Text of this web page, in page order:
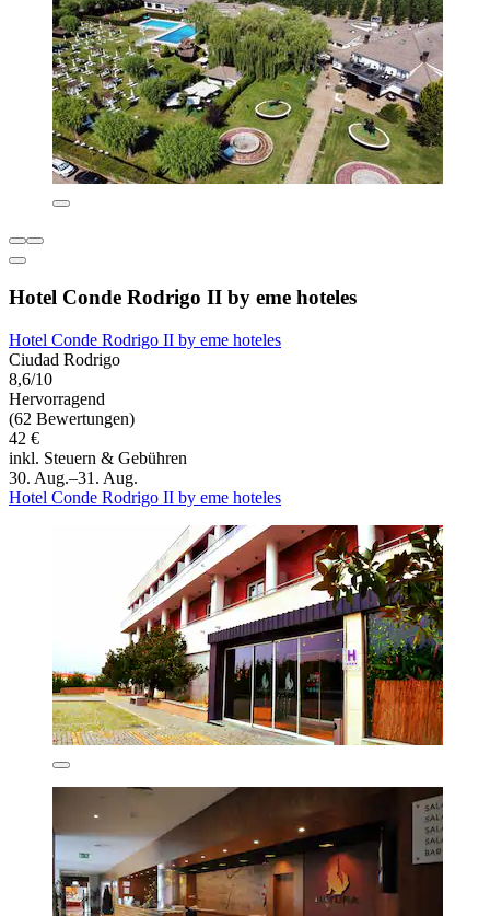
Hotel Conde Rodrigo II by eme hoteles
Hotel Conde Rodrigo II by eme hoteles
Ciudad Rodrigo
8,6/10
Hervorragend
(62 Bewertungen)
42 €
inkl. Steuern & Gebühren
30. Aug.–31. Aug.
Hotel Conde Rodrigo II by eme hoteles